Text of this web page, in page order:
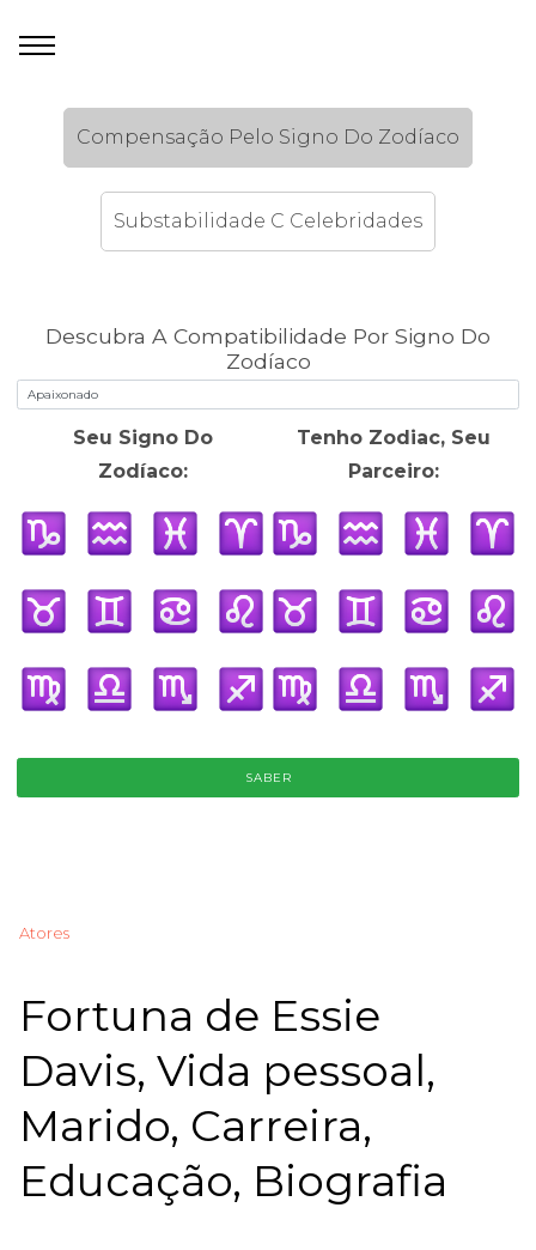
Compensação Pelo Signo Do Zodíaco
Substabilidade C Celebridades
Descubra A Compatibilidade Por Signo Do
Zodíaco
Seu Signo Do
Zodíaco:
Tenho Zodiac, Seu
Parceiro:
SABER
Atores
Fortuna de Essie
Davis, Vida pessoal,
Marido, Carreira,
Educação, Biografia